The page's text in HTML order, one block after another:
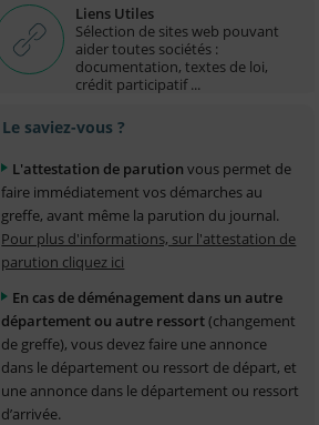
Liens Utiles
Sélection de sites web pouvant
aider toutes sociétés :
documentation, textes de loi,
crédit participatif ...
Le saviez-vous ?
L'attestation de parution vous permet de
faire immédiatement vos démarches au
greffe, avant même la parution du journal.
Pour plus d'informations, sur l'attestation de
parution cliquez ici
En cas de déménagement dans un autre
département ou autre ressort(changement
de greffe), vous devez faire une annonce
dans le département ou ressort de départ, et
une annonce dans le département ou ressort
d’arrivée.